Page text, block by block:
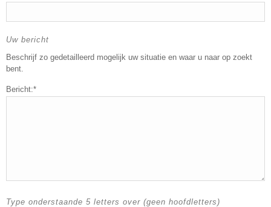
Uw bericht
Beschrijf zo gedetailleerd mogelijk uw situatie en waar u naar op zoekt
bent.
Bericht:*
Type onderstaande 5 letters over (geen hoofdletters)